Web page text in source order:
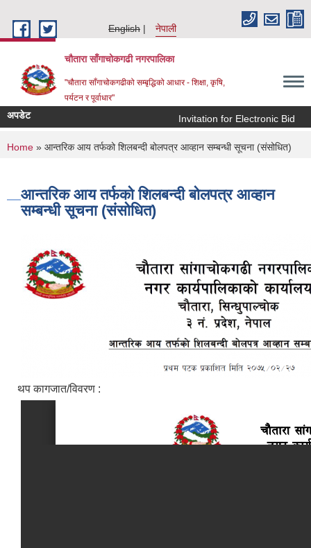
English
नेपाली
चौतारा साँगाचोकगढी नगरपालिका
"चौतारा साँगाचोकगढीको सम्बृद्धिको आधार - शिक्षा, कृषि,
पर्यटन र पूर्वाधार"
अपडेट Invitation for Electronic Bid
You are here
Home » आन्तरिक आय तर्फको शिलबन्दी बोलपत्र आव्हान सम्बन्धी सूचना (संसोधित)
आन्तरिक आय तर्फको शिलबन्दी बोलपत्र आव्हान
सम्बन्धी सूचना (संसोधित)
थप कागजात/विवरण :